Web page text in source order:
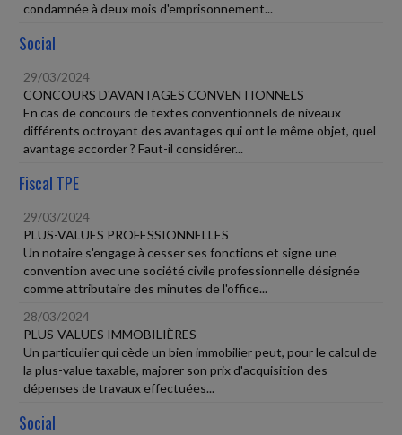
condamnée à deux mois d'emprisonnement...
Social
29/03/2024
CONCOURS D'AVANTAGES CONVENTIONNELS
En cas de concours de textes conventionnels de niveaux
différents octroyant des avantages qui ont le même objet, quel
avantage accorder ? Faut-il considérer...
Fiscal TPE
29/03/2024
PLUS-VALUES PROFESSIONNELLES
Un notaire s'engage à cesser ses fonctions et signe une
convention avec une société civile professionnelle désignée
comme attributaire des minutes de l'office...
28/03/2024
PLUS-VALUES IMMOBILIÈRES
Un particulier qui cède un bien immobilier peut, pour le calcul de
la plus-value taxable, majorer son prix d'acquisition des
dépenses de travaux effectuées...
Social